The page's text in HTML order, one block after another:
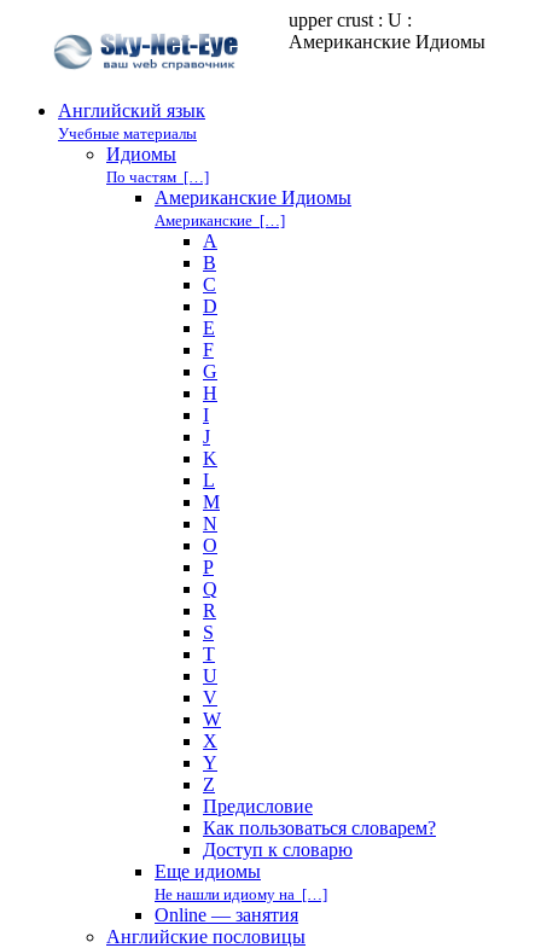
upper crust : U :
Американские Идиомы
Английский язык
Учебные материалы
Идиомы
По частям […]
Американские Идиомы
Американские […]
A
B
C
D
E
F
G
H
I
J
K
L
M
N
O
P
Q
R
S
T
U
V
W
X
Y
Z
Предисловие
Как пользоваться словарем?
Доступ к словарю
Еще идиомы
Не нашли идиому на […]
Online — занятия
Английские пословицы